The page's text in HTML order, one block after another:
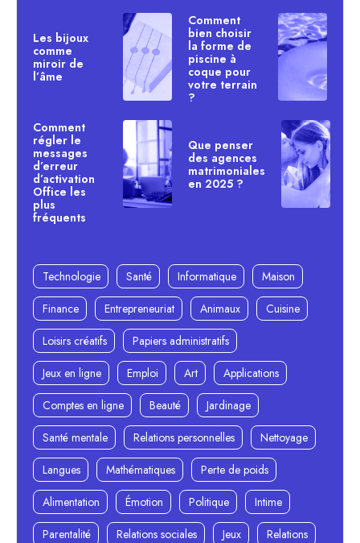
Les bijoux
comme
miroir de
l’âme
Comment
bien choisir
la forme de
piscine à
coque pour
votre terrain
?
Comment
régler le
messages
d’erreur
d’activation
Office les
plus
fréquents
Que penser
des agences
matrimoniales
en 2025 ?
Technologie Santé Informatique
Maison
Finance
Entrepreneuriat Animaux
Cuisine
Loisirs créatifs
Papiers administratifs
Jeux en ligne
Emploi Art
Applications
Comptes en ligne
Beauté
Jardinage
Santé mentale
Relations personnelles
Nettoyage
Langues
Mathématiques
Perte de poids
Alimentation
Émotion Politique
Intime
Parentalité
Relations sociales Jeux
Relations